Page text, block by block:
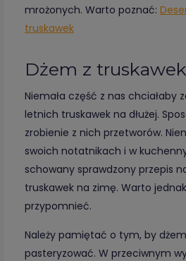
mrożonych. Warto poznać:
truskawek
Dżem z
Niemała część z nas chciałaby
letnich truskawek na dłużej.
zrobienie z nich przetworów.
swoich notatnikach i w
schowany sprawdzony przepis
truskawek na zimę. Warto
przypomnieć.
Należy pamiętać o tym, by
pasteryzować. W przeciwnym